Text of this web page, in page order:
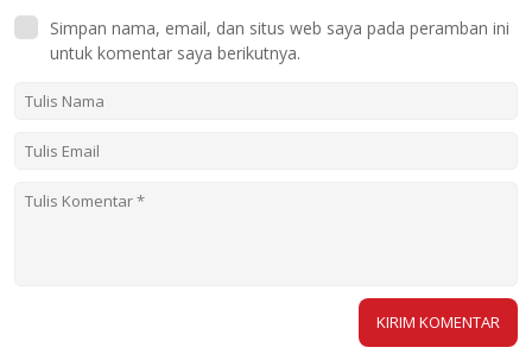
Simpan nama, email, dan situs web saya pada peramban ini
untuk komentar saya berikutnya.